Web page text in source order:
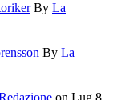
By La
By La